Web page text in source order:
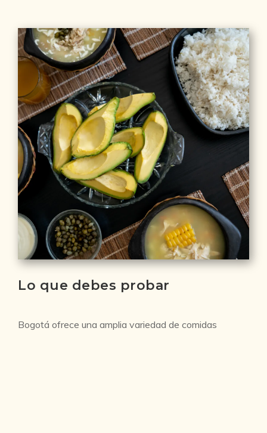
Lo que debes probar
Bogotá ofrece una amplia variedad de comidas